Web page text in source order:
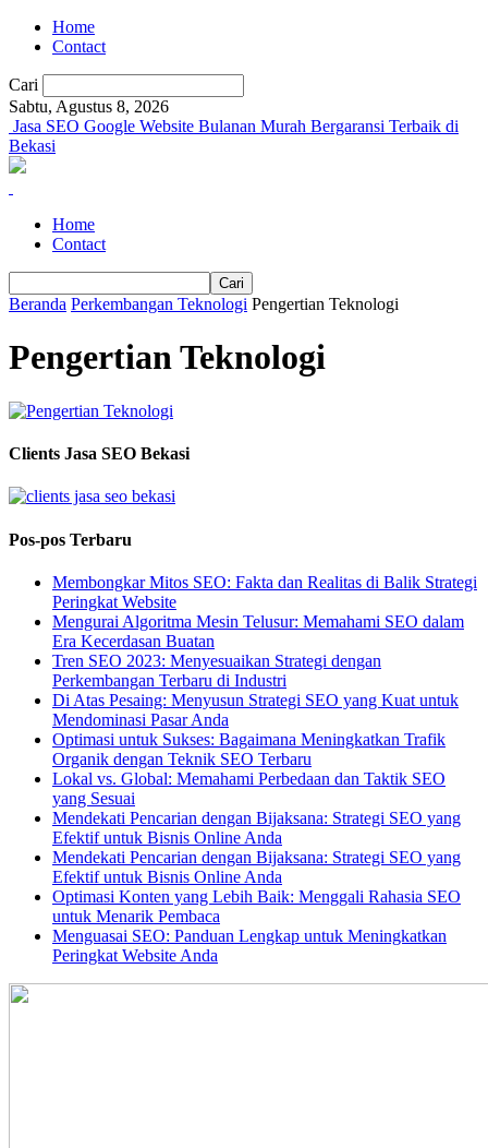
Home
Contact
Cari
Sabtu, Agustus 8, 2026
Jasa SEO Google Website Bulanan Murah Bergaransi Terbaik di
Bekasi
Home
Contact
Beranda Perkembangan Teknologi Pengertian Teknologi
Pengertian Teknologi
Clients Jasa SEO Bekasi
Pos-pos Terbaru
Membongkar Mitos SEO: Fakta dan Realitas di Balik Strategi
Peringkat Website
Mengurai Algoritma Mesin Telusur: Memahami SEO dalam
Era Kecerdasan Buatan
Tren SEO 2023: Menyesuaikan Strategi dengan
Perkembangan Terbaru di Industri
Di Atas Pesaing: Menyusun Strategi SEO yang Kuat untuk
Mendominasi Pasar Anda
Optimasi untuk Sukses: Bagaimana Meningkatkan Trafik
Organik dengan Teknik SEO Terbaru
Lokal vs. Global: Memahami Perbedaan dan Taktik SEO
yang Sesuai
Mendekati Pencarian dengan Bijaksana: Strategi SEO yang
Efektif untuk Bisnis Online Anda
Mendekati Pencarian dengan Bijaksana: Strategi SEO yang
Efektif untuk Bisnis Online Anda
Optimasi Konten yang Lebih Baik: Menggali Rahasia SEO
untuk Menarik Pembaca
Menguasai SEO: Panduan Lengkap untuk Meningkatkan
Peringkat Website Anda